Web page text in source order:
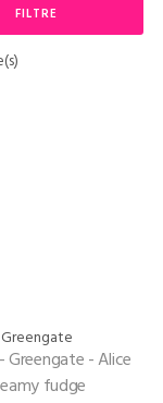
FILTRE
Greengate
Greengate - Alice
fudge